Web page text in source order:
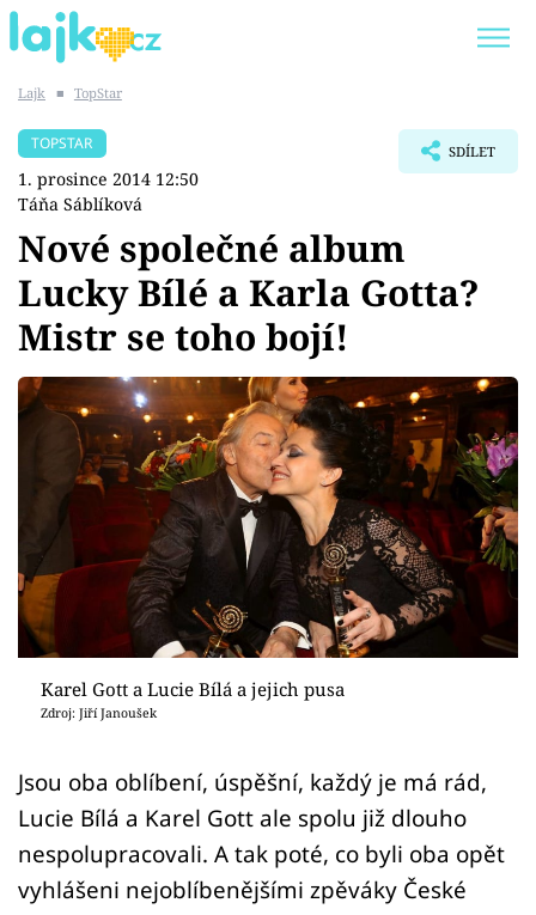
SHOPAHOLICADEL
Témata
Showbyznys
Youtubeři
Virály
Sex a vztahy
Videa
Sledujte prima+
Přihlášení
Sledujte nás
Lajk ■ TopStar
TOPSTAR
1. prosince 2014 12:50
Táňa Sáblíková
SDÍLET
Nové společné album
Lucky Bílé a Karla Gotta?
Mistr se toho bojí!
Karel Gott a Lucie Bílá a jejich pusa
Zdroj: Jiří Janoušek
Jsou oba oblíbení, úspěšní, každý je má rád,
Lucie Bílá a Karel Gott ale spolu již dlouho
nespolupracovali. A tak poté, co byli oba opět
vyhlášeni nejoblíbenějšími zpěváky České